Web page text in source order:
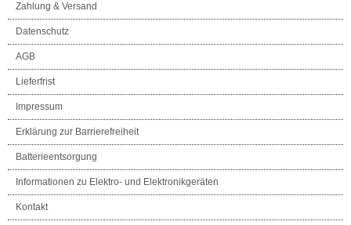
Zahlung & Versand
Datenschutz
AGB
Lieferfrist
Impressum
Erklärung zur Barrierefreiheit
Batterieentsorgung
Informationen zu Elektro- und Elektronikgeräten
Kontakt